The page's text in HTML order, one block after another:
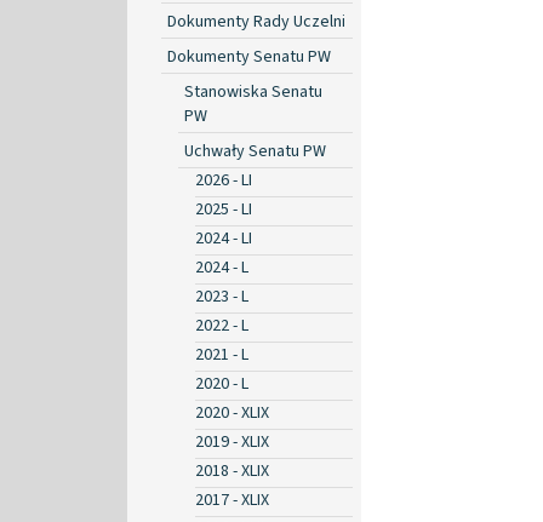
Dokumenty Rady Uczelni
Dokumenty Senatu PW
Stanowiska Senatu
PW
Uchwały Senatu PW
2026 - LI
2025 - LI
2024 - LI
2024 - L
2023 - L
2022 - L
2021 - L
2020 - L
2020 - XLIX
2019 - XLIX
2018 - XLIX
2017 - XLIX